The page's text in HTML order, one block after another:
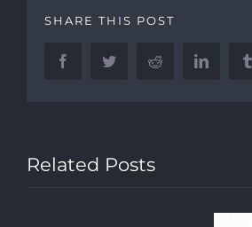
SHARE THIS POST
FacebookTwitter Reddit LinkedIn
Related Posts